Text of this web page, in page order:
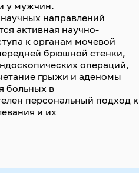
у мужчин.
направлений
активная научно-
к органам мочевой
брюшной стенки,
операций,
грыжи и аденомы
больных в
персональный подход к
и их